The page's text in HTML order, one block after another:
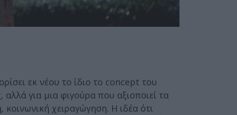
εκ νέου το ίδιο το concept του
για μια φιγούρα που αξιοποιεί τα
χειραγώγηση. Η ιδέα ότι